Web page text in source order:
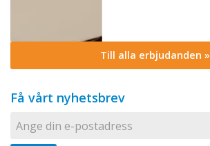
Till alla erbjudanden »
Få vårt nyhetsbrev